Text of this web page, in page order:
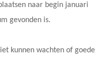
naar begin januari
gevonden is.
kunnen wachten of goede